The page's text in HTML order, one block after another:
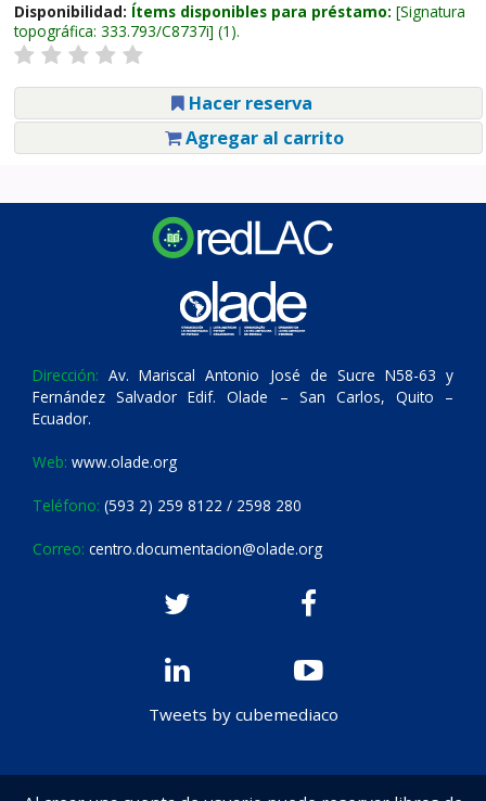
Disponibilidad: Ítems disponibles para préstamo: Signatura
topográfica: 333.793/C8737i (1).
Hacer reserva
Agregar al carrito
Dirección: Av. Mariscal Antonio José de Sucre N58-63 y
Fernández Salvador Edif. Olade – San Carlos, Quito –
Ecuador.
Web: www.olade.org
Teléfono: (593 2) 259 8122 / 2598 280
Correo: centro.documentacion@olade.org
Tweets by cubemediaco